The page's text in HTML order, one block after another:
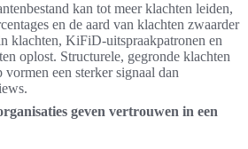
kan tot meer klachten leiden,
en de aard van klachten zwaarder
klachten, KiFiD-uitspraakpatronen en
oplost. Structurele, gegronde klachten
een sterker signaal dan
geven vertrouwen in een